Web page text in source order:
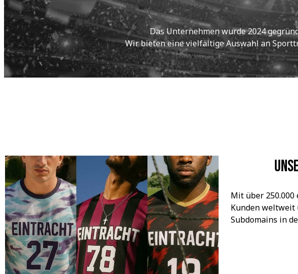
Das Unternehmen wurde 2024
Wir bieten eine vielfältige Auswahl an
Mit über
Kunden weltweit
Subdomains in